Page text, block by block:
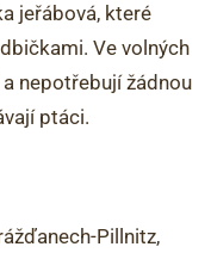
jeřábová, které
Ve volných
nepotřebují žádnou
ptáci.
Pillnitz,